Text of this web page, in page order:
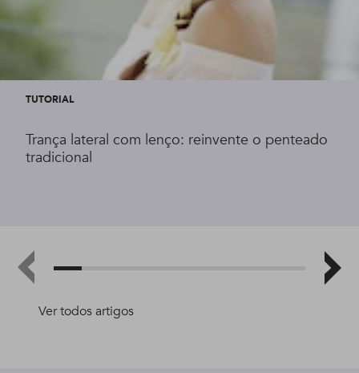
Ver todos artigos
TUTORIAL
Trança lateral com lenço: reinvente o penteado
tradicional